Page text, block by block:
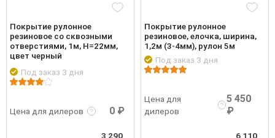
Покрытие рулонное
резиновое со сквозными
отверстиями, 1м, Н=22мм,
цвет черный
Под заказ 3 дня
Цена для дилеров 0 ₽
3 290
Покрытие рулонное
резиновое, елочка, ширина,
1,2м (3-4мм), рулон 5м
Под заказ 3 дня
Цена для
дилеров
5 450
₽
6 110